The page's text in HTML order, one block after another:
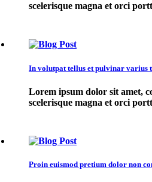
scelerisque magna et orci
In volutpat tellus et pulvinar varius
Lorem ipsum dolor sit amet,
scelerisque magna et orci
Proin euismod pretium dolor non